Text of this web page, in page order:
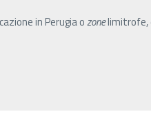
in Perugia ozonelimitrofe,